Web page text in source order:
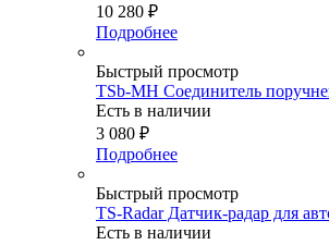
10 280 ₽
Подробнее
Быстрый просмотр
TSb-MH Соединитель
Есть в наличии
3 080 ₽
Подробнее
Быстрый просмотр
TS-Radar Датчик-радар для
Есть в наличии